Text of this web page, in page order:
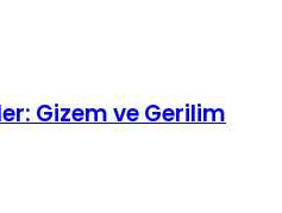
Gizem ve Gerilim